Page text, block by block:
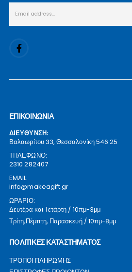
ΕΠΙΚΟΙΝΩΝΙΑ
ΔΙΕΥΘΥΝΣΗ:
Βαλαωρίτου 33, Θεσσαλονίκη 546 25
ΤΗΛΕΦΩΝΟ:
2310 282407
EMAIL:
info@makeagift.gr
ΩΡΑΡΙΟ:
Δευτέρα και Τετάρτη / 10πμ-3μμ
Τρίτη,Πέμπτη, Παρασκευή / 10πμ-8μμ
ΠΟΛΙΤΙΚΕΣ ΚΑΤΑΣΤΗΜΑΤΟΣ
ΤΡΟΠΟΙ ΠΛΗΡΩΜΗΣ